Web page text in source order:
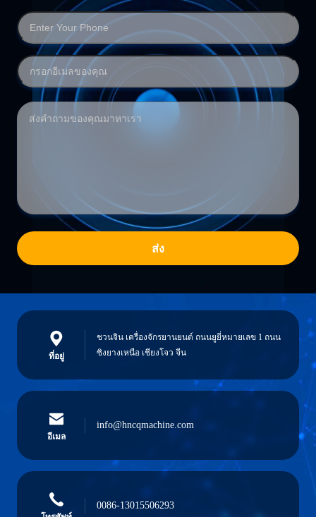
ส่ง
ที่อยู่
ชวนจิน เครื่องจักรยานยนต์ ถนนยูยี่หมายเลข 1 ถนน
ซิงยางเหนือ เชียงโจว จีน
อีเมล
info@hncqmachine.com
0086-13015506293